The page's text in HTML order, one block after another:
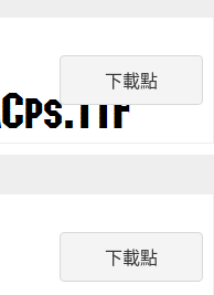
下載點
下載點